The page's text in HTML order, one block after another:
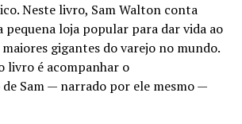
Neste livro, Sam Walton conta
pequena loja popular para dar vida ao
gigantes do varejo no mundo.
livro é acompanhar o
Sam — narrado por ele mesmo —